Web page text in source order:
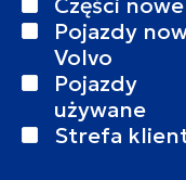
Pojazdy
Volvo
Pojazdy
używane
Strefa